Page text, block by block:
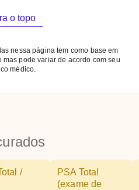
o topo
nessa página tem como base em
pode variar de acordo com seu
médico.
/
PSA Total
(exame de